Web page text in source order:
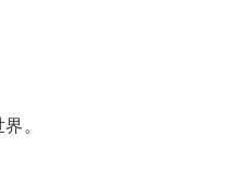
。